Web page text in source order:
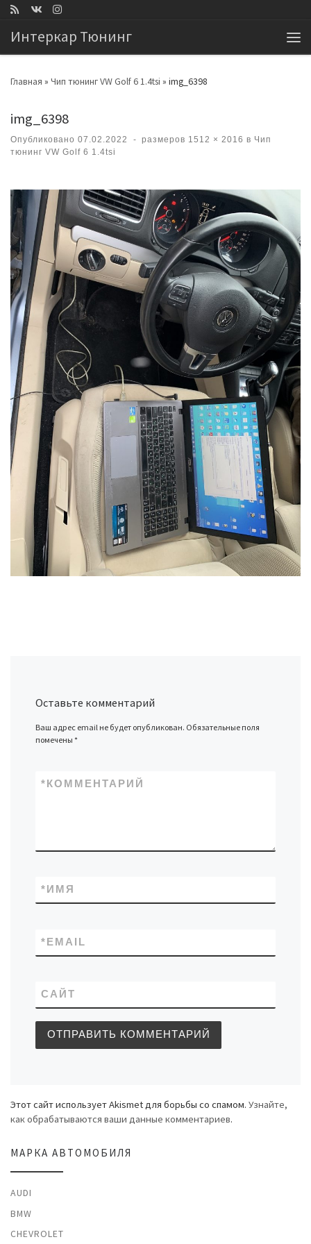
Интеркар Тюнинг
Главная » Чип тюнинг VW Golf 6 1.4tsi » img_6398
img_6398
Опубликовано 07.02.2022 - размеров 1512 × 2016 в Чип
тюнинг VW Golf 6 1.4tsi
Навигация по изображениям
Оставьте комментарий
Ваш адрес email не будет опубликован. Обязательные поля
помечены*
КОММЕНТАРИЙ
*
ИМЯ
*
EMAIL
*
САЙТ
Этот сайт использует Akismet для борьбы со спамом. Узнайте,
как обрабатываются ваши данные комментариев.
МАРКА АВТОМОБИЛЯ
AUDI
BMW
CHEVROLET